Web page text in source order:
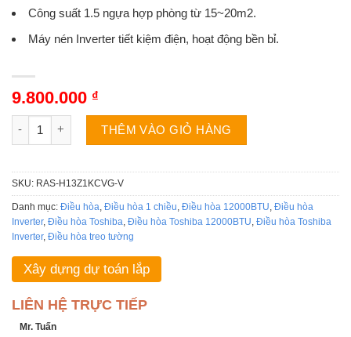
Công suất 1.5 ngựa hợp phòng từ 15~20m2.
Máy nén Inverter tiết kiệm điện, hoạt động bền bỉ.
9.800.000 ₫
Điều hòa Toshiba RAS-H13Z1KCVG-V | 12000BTU 1 chiều
THÊM VÀO GIỎ HÀNG
SKU: RAS-H13Z1KCVG-V
Danh mục: Điều hòa, Điều hòa 1 chiều, Điều hòa 12000BTU, Điều hòa
Inverter, Điều hòa Toshiba, Điều hòa Toshiba 12000BTU, Điều hòa Toshiba
Inverter, Điều hòa treo tường
Xây dựng dự toán lắp
LIÊN HỆ TRỰC TIẾP
Mr. Tuấn